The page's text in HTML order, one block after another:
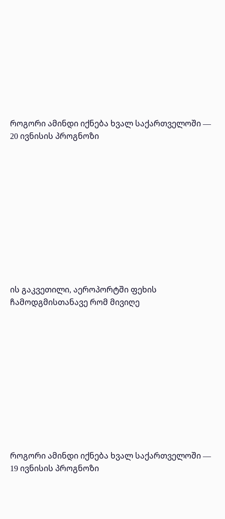
როგორი ამინდი იქნება ხვალ საქართველოში —
20 ივნისის პროგნოზი
ის გაკვეთილი, აეროპორტში ფეხის
ჩამოდგმისთანავე რომ მივიღე
როგორი ამინდი იქნება ხვალ საქართველოში —
19 ივნისის პროგნოზი